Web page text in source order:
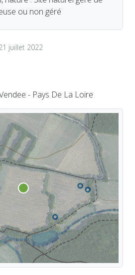
ou non géré
juillet 2022
- Pays De La Loire